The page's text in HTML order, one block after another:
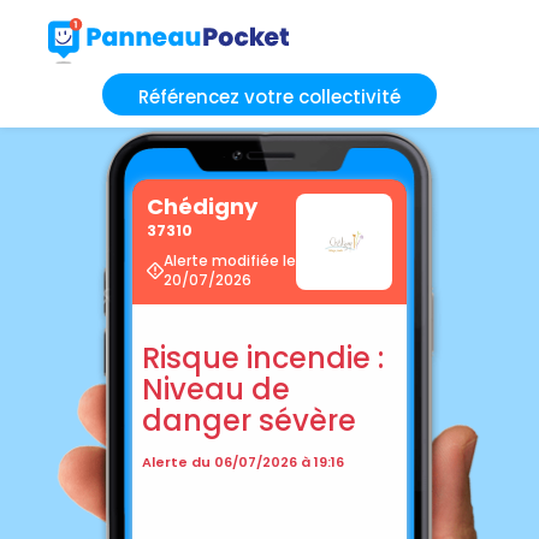
Référencez votre collectivité
Chédigny
37310
Alerte modifiée le
20/07/2026
Risque incendie :
Niveau de
danger sévère
Alerte du 06/07/2026 à 19:16